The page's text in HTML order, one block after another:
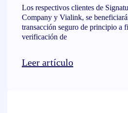
Los respectivos clientes de
Company y Vialink, se
transacción seguro de principio a
verificación de
Leer artículo